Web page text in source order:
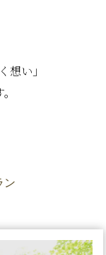
想い」
ン